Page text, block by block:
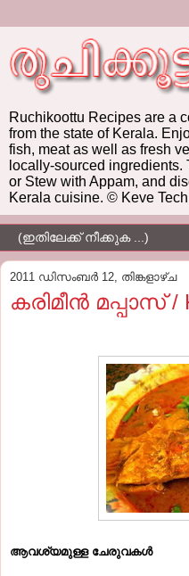
Ruchikoottu Recipes are a
from the state of Kerala.
fish, meat as well as fresh
locally-sourced
or Stew with Appam, and
Kerala cuisine. © Keve
2011 ഡിസംബർ 12, തിങ്കളാഴ്‌ച
കരിമീന്‍ മപ്പാസ്‌ /
ആവശ്യമുള്ള ചേരുവകള്‍